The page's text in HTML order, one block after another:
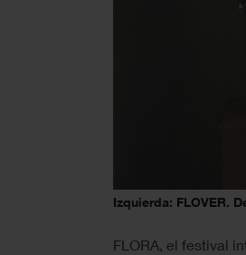
Izquierda: FLOVER.
FLORA, el festival